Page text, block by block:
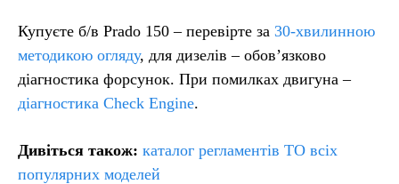
Купуєте б/в Prado 150 – перевірте за 30-хвилинною
методикою огляду, для дизелів – обов’язково
діагностика форсунок. При помилках двигуна –
діагностика Check Engine.
Дивіться також: каталог регламентів ТО всіх
популярних моделей